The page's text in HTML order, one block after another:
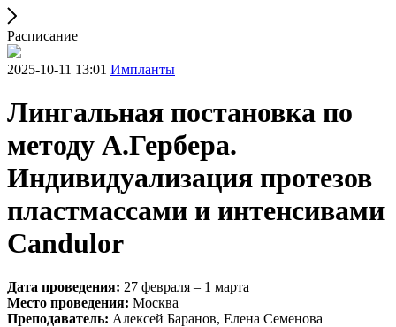
Расписание
2025-10-11 13:01 Импланты
Лингальная постановка по
методу А.Гербера.
Индивидуализация протезов
пластмассами и интенсивами
Candulor
Дата проведения: 27 февраля – 1 марта
Место проведения: Москва
Преподаватель: Алексей Баранов, Елена Семенова